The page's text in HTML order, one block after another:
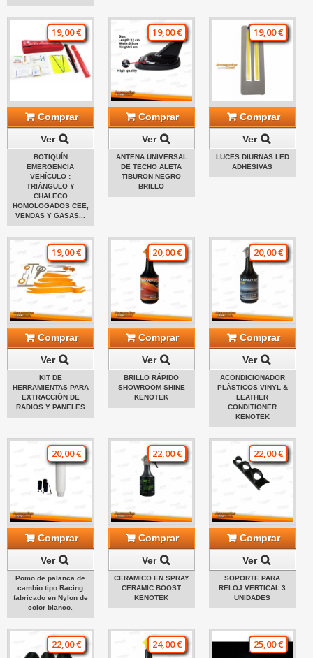
19,00 €
Comprar
Ver
BOTIQUÍN
EMERGENCIA
VEHÍCULO :
TRIÁNGULO Y
CHALECO
HOMOLOGADOS CEE,
VENDAS Y GASAS...
19,00 €
Comprar
Ver
ANTENA UNIVERSAL
DE TECHO ALETA
TIBURON NEGRO
BRILLO
19,00 €
Comprar
Ver
LUCES DIURNAS LED
ADHESIVAS
19,00 €
Comprar
Ver
KIT DE
HERRAMIENTAS PARA
EXTRACCIÓN DE
RADIOS Y PANELES
20,00 €
Comprar
Ver
BRILLO RÁPIDO
SHOWROOM SHINE
KENOTEK
20,00 €
Comprar
Ver
ACONDICIONADOR
PLÁSTICOS VINYL &
LEATHER
CONDITIONER
KENOTEK
20,00 €
Comprar
Ver
Pomo de palanca de
cambio tipo Racing
fabricado en Nylon de
color blanco.
22,00 €
Comprar
Ver
CERAMICO EN SPRAY
CERAMIC BOOST
KENOTEK
22,00 €
Comprar
Ver
SOPORTE PARA
RELOJ VERTICAL 3
UNIDADES
22,00 € 24,00 € 25,00 €